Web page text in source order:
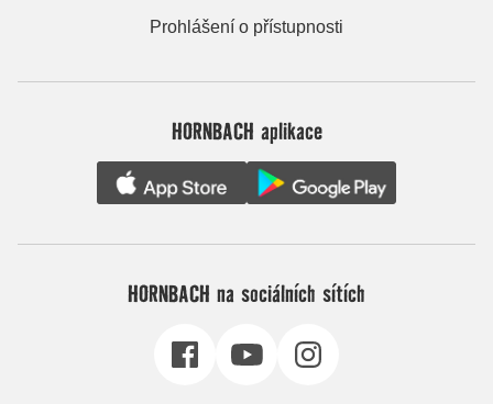
Prohlášení o přístupnosti
HORNBACH aplikace
HORNBACH na sociálních sítích